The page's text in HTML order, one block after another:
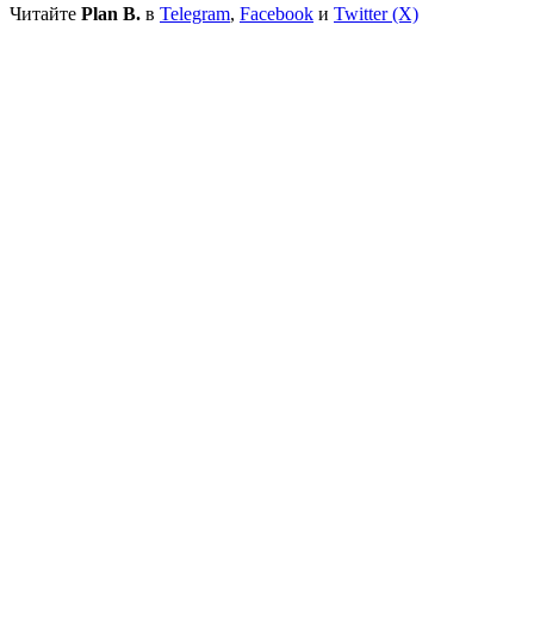
Читайте Plan B. в Telegram, Facebook и Twitter (X)